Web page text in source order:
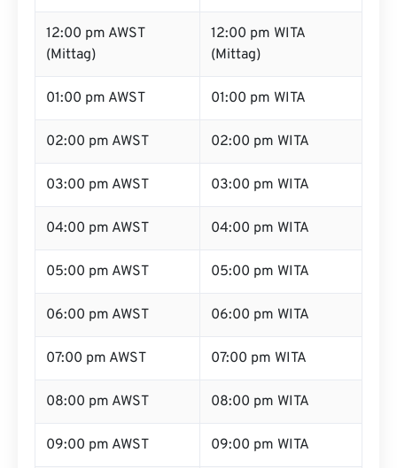
12:00 pm AWST
(Mittag)
12:00 pm WITA
(Mittag)
01:00 pm AWST 01:00 pm WITA
02:00 pm AWST 02:00 pm WITA
03:00 pm AWST 03:00 pm WITA
04:00 pm AWST 04:00 pm WITA
05:00 pm AWST 05:00 pm WITA
06:00 pm AWST 06:00 pm WITA
07:00 pm AWST 07:00 pm WITA
08:00 pm AWST 08:00 pm WITA
09:00 pm AWST 09:00 pm WITA